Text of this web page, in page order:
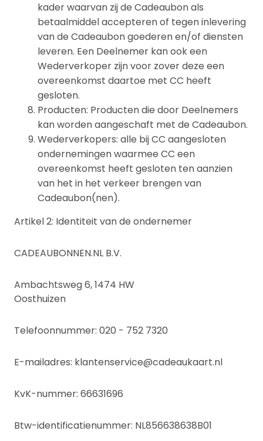
kader waarvan zij de Cadeaubon als
betaalmiddel accepteren of tegen inlevering
van de Cadeaubon goederen en/of diensten
leveren. Een Deelnemer kan ook een
Wederverkoper zijn voor zover deze een
overeenkomst daartoe met CC heeft
gesloten.
Producten: Producten die door Deelnemers
kan worden aangeschaft met de Cadeaubon.
Wederverkopers: alle bij CC aangesloten
ondernemingen waarmee CC een
overeenkomst heeft gesloten ten aanzien
van het in het verkeer brengen van
Cadeaubon(nen).
Artikel 2: Identiteit van de ondernemer
CADEAUBONNEN.NL B.V.
Ambachtsweg 6, 1474 HW
Oosthuizen
Telefoonnummer: 020 - 752 7320
E-mailadres: klantenservice@cadeaukaart.nl
KvK-nummer: 66631696
Btw-identificatienummer: NL856638638B01